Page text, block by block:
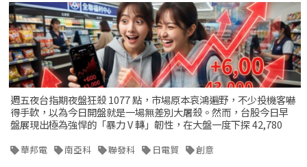
週五夜台指期夜盤狂殺 1077 點，市場原本哀鴻遍野，不少投機客嚇
得手軟，以為今日開盤就是一場無差別大屠殺。然而，台股今日早
盤展現出極為強悍的「暴力 V 轉」韌性，在大盤一度下探 42,780
華邦電 南亞科 聯發科 日電貿 創意